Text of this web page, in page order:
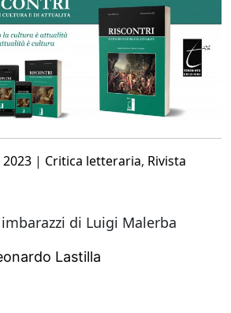
| Critica letteraria, Rivista
di Luigi Malerba
Lastilla